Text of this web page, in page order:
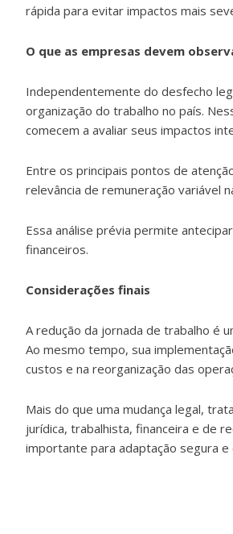
rápida para evitar impactos mais
O que as empresas devem
Independentemente do desfecho
organização do trabalho no país.
comecem a avaliar seus impactos
Entre os principais pontos de
relevância de remuneração variável
Essa análise prévia permite
financeiros.
Considerações finais
A redução da jornada de trabalho é
Ao mesmo tempo, sua
custos e na reorganização das
Mais do que uma mudança legal,
jurídica, trabalhista, financeira e de
importante para adaptação segura e